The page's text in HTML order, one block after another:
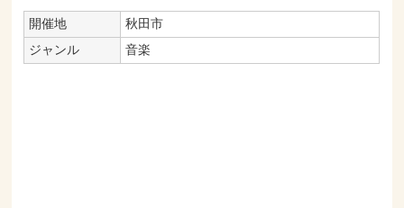
開催地
秋田市
ジャンル
音楽